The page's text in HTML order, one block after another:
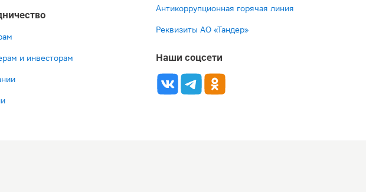
и инвесторам
Антикоррупционная горячая линия
Реквизиты АО «Тандер»
Наши соцсети